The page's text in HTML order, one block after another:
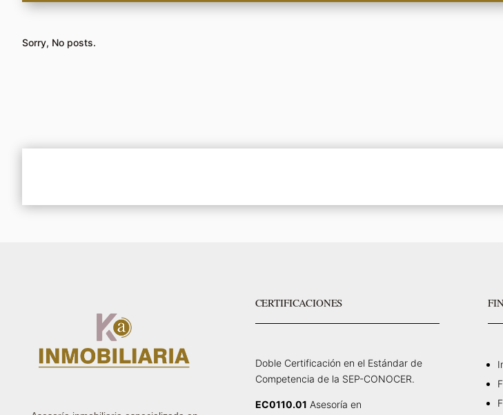
Sorry, No posts.
CERTIFICACIONES
Doble Certificación en el Estándar de
Competencia de la SEP-CONOCER.
EC0110.01 Asesoría en